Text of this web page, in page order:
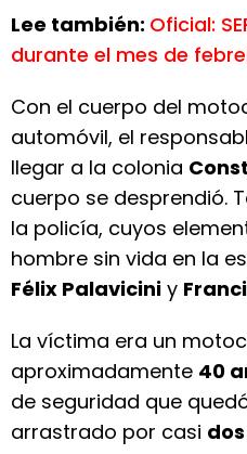
Lee también: Oficial:
durante el mes de
Con el cuerpo del
automóvil, el
llegar a la colonia
cuerpo se desprendió.
la policía, cuyos
hombre sin vida en la
Félix Palavicini y
La víctima era un
aproximadamente 40
de seguridad que
arrastrado por casi